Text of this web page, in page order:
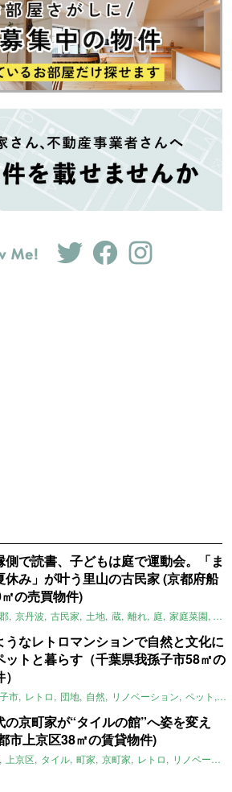
側で読書、子どもは庭で運動会。「ま
休み」が叶う里山の古民家 (京都府船
の売買物件)
京丹波 古民家 土地 蔵 離れ 庭 家庭菜園 倉
うなレトロマンションで自然と文化に
ットと暮らす（千葉県我孫子市58㎡の
市 レトロ 団地 自然 リノベーション ペット
の京町家が“タイルの館”へ姿を変え
市上京区38㎡の賃貸物件)
上京区 タイル 町家 京町家 レトロ リノベーション